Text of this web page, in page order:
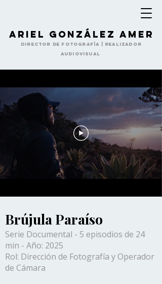
Ariel González Amer
Director de Fotografía | Realizador
Audiovisual
Brújula Paraíso
Serie Documental - 5 episodios de 24
min - Año: 2025
Rol: Dirección de Fotografía y Operador
de Cámara